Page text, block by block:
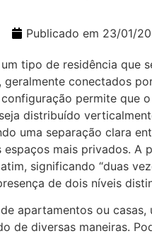
Publicado em 23/01/
tipo de residência que
geralmente conectados
configuração permite que
distribuído
uma separação clara
mais privados. A
significando “duas
de dois níveis
apartamentos ou casas,
de diversas maneiras.